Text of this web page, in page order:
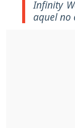
Infinity
aquel no